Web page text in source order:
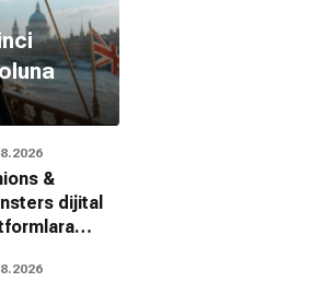
&
dijital